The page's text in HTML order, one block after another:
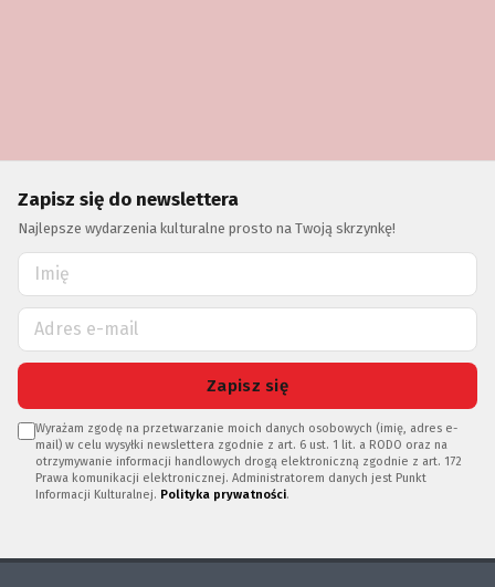
Zapisz się do newslettera
Najlepsze wydarzenia kulturalne prosto na Twoją skrzynkę!
Zapisz się
Wyrażam zgodę na przetwarzanie moich danych osobowych (imię, adres e-
mail) w celu wysyłki newslettera zgodnie z art. 6 ust. 1 lit. a RODO oraz na
otrzymywanie informacji handlowych drogą elektroniczną zgodnie z art. 172
Prawa komunikacji elektronicznej. Administratorem danych jest Punkt
Informacji Kulturalnej. Polityka prywatności.